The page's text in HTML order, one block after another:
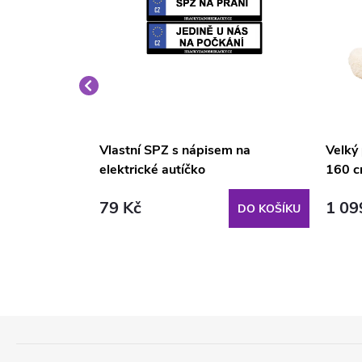
Vlastní SPZ s nápisem na
elektrické autíčko
79 Kč DO KOŠÍKU
Velký
160
1